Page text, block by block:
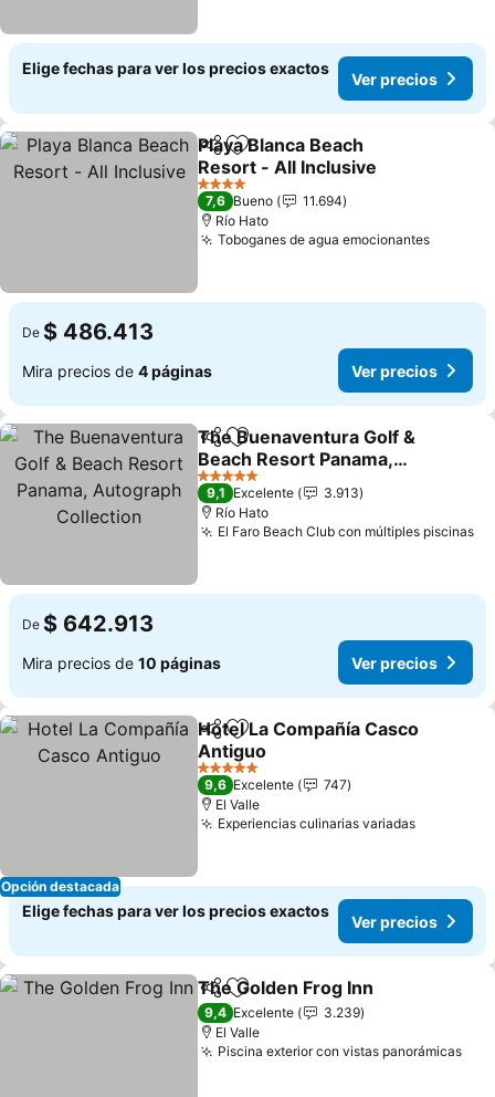
Elige fechas para ver los precios exactos
Ver precios
CompartirAgregar a favoritos
Playa Blanca Beach
Resort - All Inclusive
Ver precios
4 Estrellas
7,6 Bueno
11.694
Río Hato
Toboganes de agua emocionantesVer
De $ 486.413
Mira precios de 4 páginas Ver precios
Compartir
Agregar a favoritos
The Buenaventura Golf &
Beach Resort Panama,
Autograph Collection
Ver precios
5 Estrellas
9,1 Excelente
3.913
Río Hato
El Faro Beach Club con múltiples piscinas
De $ 642.913
Mira precios de 10 páginas Ver precios
Opción destacada
CompartirAgregar a favoritos
Hotel La Compañía Casco
Antiguo
Ver precios
5 Estrellas
9,6 Excelente
747
El Valle
Experiencias culinarias variadasVer
Elige fechas para ver los precios exactos
Ver precios
Compartir
Agregar a favoritos
The Golden Frog Inn
9,4 Excelente
3.239
El Valle
Piscina exterior con vistas panorámicasVer